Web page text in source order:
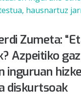
hausnartuz
Zumeta:
Azpeitiko
inguruan
diskurtsoak